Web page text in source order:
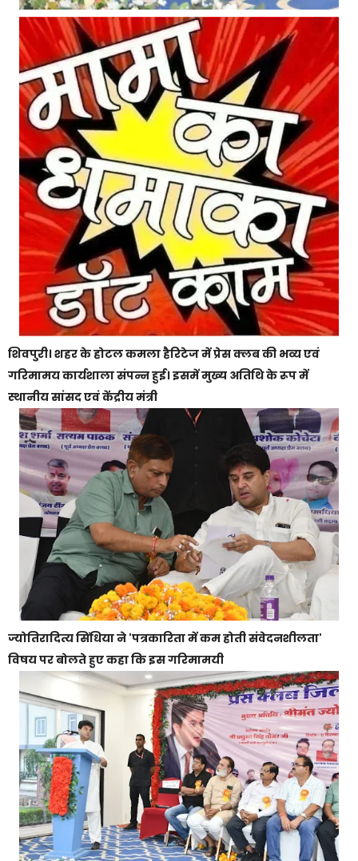
शिवपुरी। शहर के होटल कमला हैरिटेज में प्रेस क्लब की भव्य एवं
गरिमामय कार्यशाला संपन्न हुई। इसमें मुख्य अतिथि के रूप में
स्थानीय सांसद एवं केंद्रीय मंत्री
ज्योतिरादित्य सिंधिया ने 'पत्रकारिता में कम होती संवेदनशीलता'
विषय पर बोलते हुए कहा कि इस गरिमामयी